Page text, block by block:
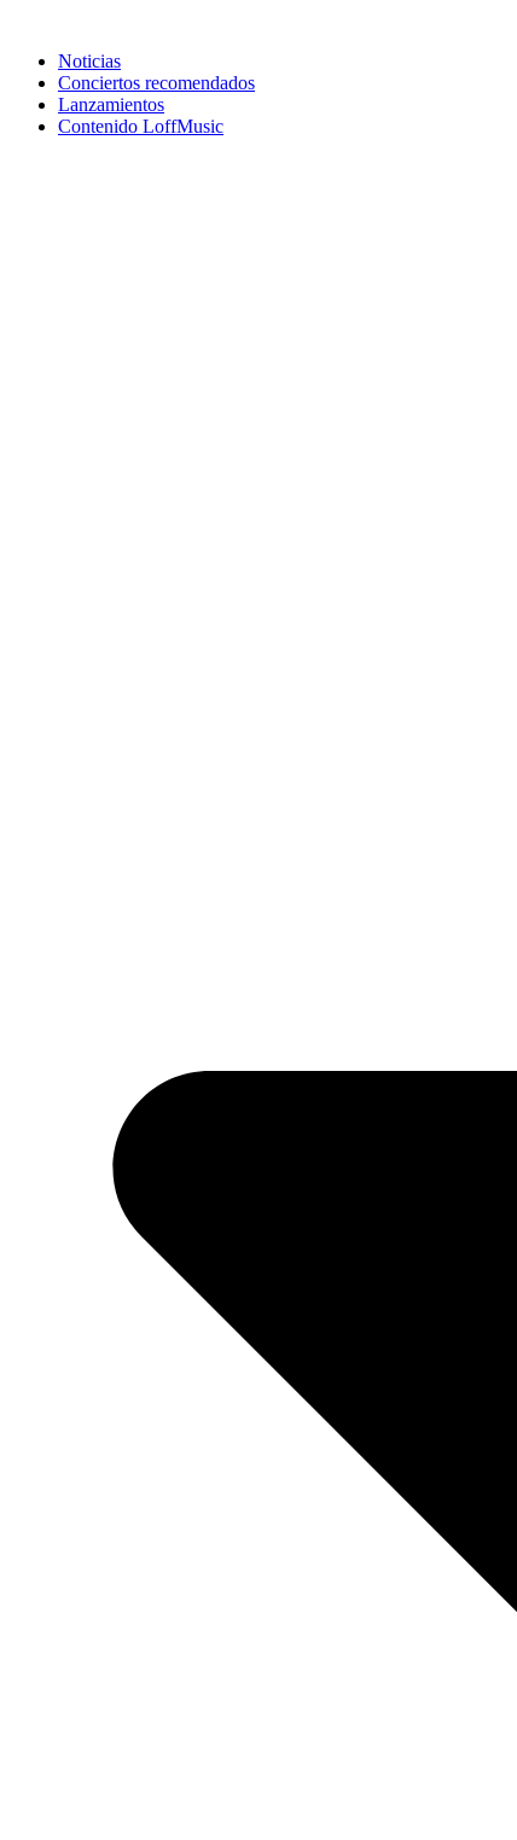
Noticias
Conciertos recomendados
Lanzamientos
Contenido LoffMusic